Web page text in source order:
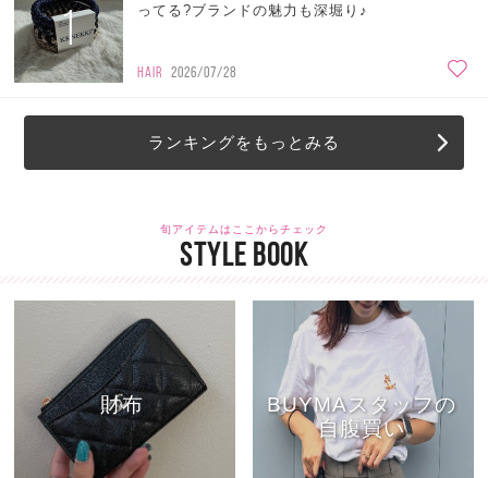
1
ってる?ブランドの魅力も深堀り♪
HAIR 2026/07/28
ランキングをもっとみる
旬アイテムはここからチェック
STYLE BOOK
財布
BUYMAスタッフの
自腹買い